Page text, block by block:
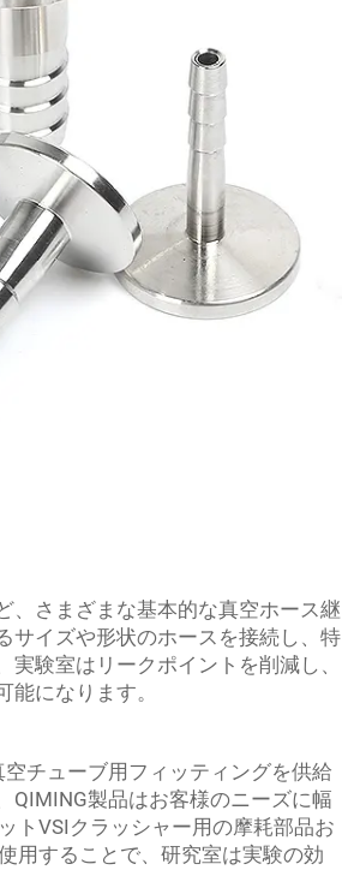
、さまざまな基本的な真空ホース継
サイズや形状のホースを接続し、特
験室はリークポイントを削減し、
になります。
チューブ用フィッティングを供給
QIMING製品はお客様のニーズに幅
トVSIクラッシャー用の摩耗部品お
用することで、研究室は実験の効